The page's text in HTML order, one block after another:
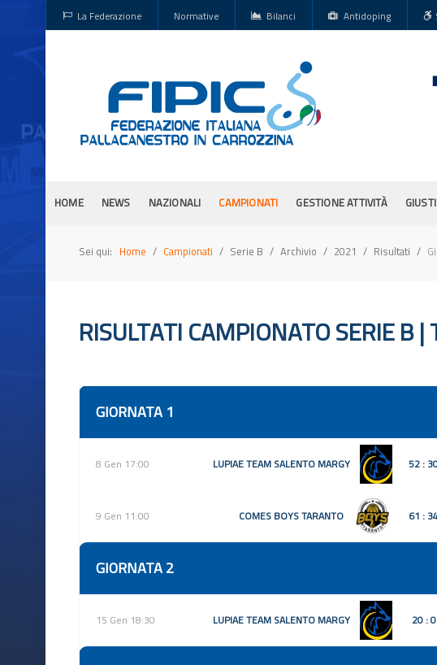
La Federazione Normative Bilanci Antidoping
HOME NEWS NAZIONALI CAMPIONATI GESTIONE ATTIVITÀ
Sei qui: Home Campionati Serie B Archivio 2021 Risultati
RISULTATI CAMPIONATO SERIE B
GIORNATA 1
8 Gen 17:00 LUPIAE TEAM SALENTO MARGY 52 :
9 Gen 11:00 COMES BOYS TARANTO 61 :
GIORNATA 2
15 Gen 18:30 LUPIAE TEAM SALENTO MARGY 20 : 0